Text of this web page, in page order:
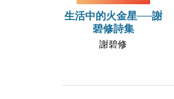
生活中的火金星──謝
碧修詩集
謝碧修